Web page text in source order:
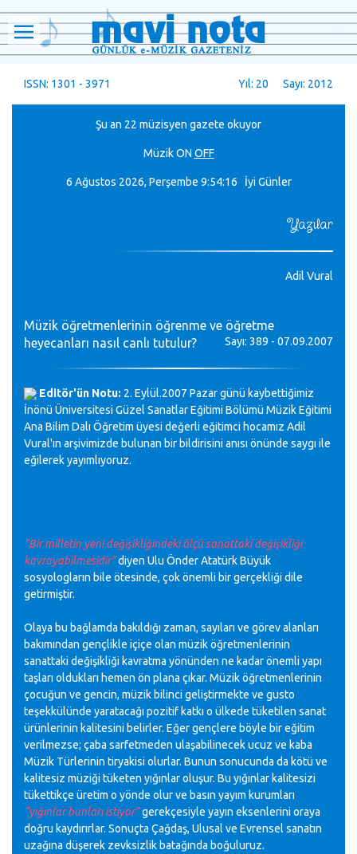
ISSN: 1301 - 3971 Yıl: 20 Sayı: 2012
Şu an 22 müzisyen gazete okuyor
MüzikON OFF
6 Ağustos 2026, Perşembe 9:54:16 İyi Günler
Yazılar
Adil Vural
Müzik öğretmenlerinin öğrenme ve öğretme
heyecanları nasıl canlı tutulur?
Sayı: 389 - 07.09.2007
Editör'ün Notu: 2. Eylül.2007 Pazar günü kaybettiğimiz
İnönü Üniversitesi Güzel Sanatlar Eğitimi Bölümü Müzik Eğitimi
Ana Bilim Dalı Öğretim üyesi değerli eğitimci hocamız Adil
Vural'ın arşivimizde bulunan bir bildirisini anısı önünde saygı ile
eğilerek yayımlıyoruz.
“Bir milletin yeni değişikliğindeki ölçü sanattaki değişikliği
kavrayabilmesidir”diyen Ulu Önder Atatürk Büyük
sosyologların bile ötesinde, çok önemli bir gerçekliği dile
getirmiştir.
Olaya bu bağlamda bakıldığı zaman, sayıları ve görev alanları
bakımından gençlikle içiçe olan müzik öğretmenlerinin
sanattaki değişikliği kavratma yönünden ne kadar önemli yapı
taşları oldukları hemen ön plana çıkar. Müzik öğretmenlerinin
çocuğun ve gencin, müzik bilinci geliştirmekte ve gusto
teşekkülünde yaratacağı pozitif katkı o ülkede tüketilen sanat
ürünlerinin kalitesini belirler. Eğer gençlere böyle bir eğitim
verilmezse; çaba sarfetmeden ulaşabilinecekucuz ve kaba
Müzik Türlerinin tiryakisi olurlar. Bunun sonucunda da kötü ve
kalitesiz müziği tüketen yığınlar oluşur. Bu yığınlar kalitesizi
tükettikçe üretim o yönde olur ve basın yayım kurumları
“yığınlar bunları istiyor”gerekçesiyle yayın eksenlerini oraya
doğru kaydırırlar. Sonuçta Çağdaş, Ulusal ve Evrensel sanatın
uzağına düşerek zevksizlik batağında boğuluruz.